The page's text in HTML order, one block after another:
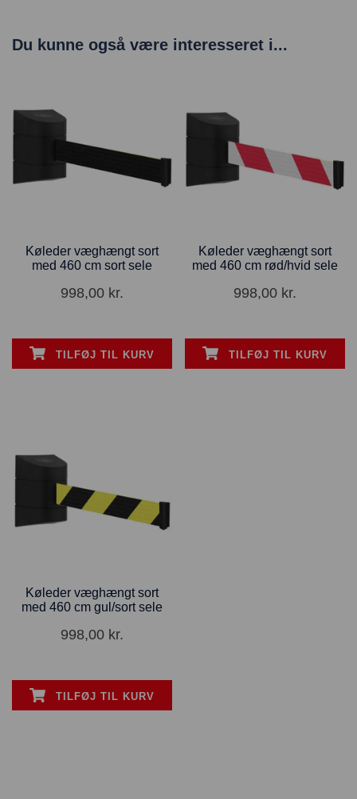
Du kunne også være interesseret i...
Køleder væghængt sort
med 460 cm sort sele
998,00 kr.
TILFØJ TIL KURV
Køleder væghængt sort
med 460 cm rød/hvid sele
998,00 kr.
TILFØJ TIL KURV
Køleder væghængt sort
med 460 cm gul/sort sele
998,00 kr.
TILFØJ TIL KURV